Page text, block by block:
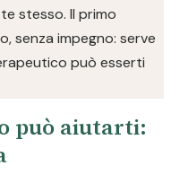
stesso. Il primo
senza impegno: serve
può esserti
può aiutarti: